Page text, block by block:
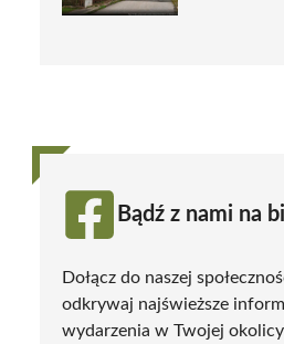
Bądź z nami na
Dołącz do naszej
odkrywaj najświeższe
wydarzenia w Twojej